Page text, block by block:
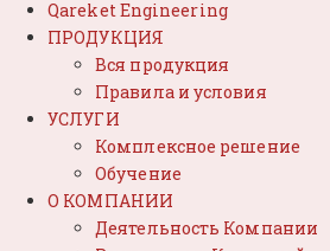
Qareket Engineering
ПРОДУКЦИЯ
Вся продукция
Правила и условия
УСЛУГИ
Комплексное решение
Обучение
О КОМПАНИИ
Деятельность Компании